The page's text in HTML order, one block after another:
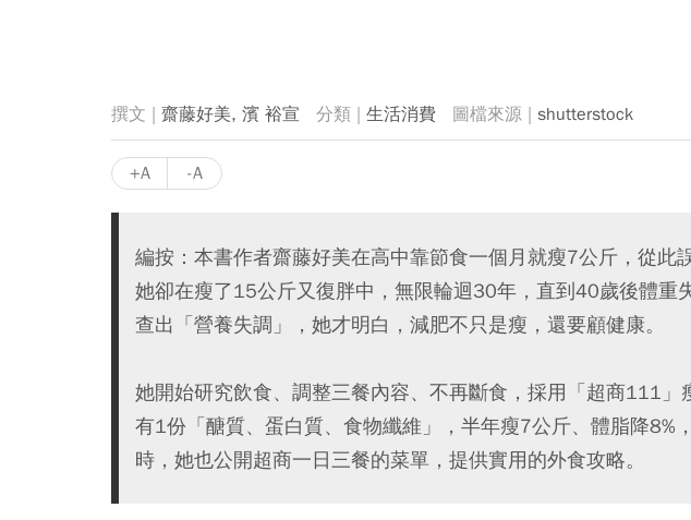
齋藤好美, 濱 裕宣 生活消費 shutterstock
+A -A
編按：本書作者齋藤好美在高中靠節食一個月就瘦7公斤，從此
她卻在瘦了15公斤又復胖中，無限輪迴30年，直到40歲後體重
查出「營養失調」，她才明白，減肥不只是瘦，還要顧健康。
她開始研究飲食、調整三餐內容、不再斷食，採用「超商111」
有1份「醣質、蛋白質、食物纖維」，半年瘦7公斤、體脂降8%
時，她也公開超商一日三餐的菜單，提供實用的外食攻略。